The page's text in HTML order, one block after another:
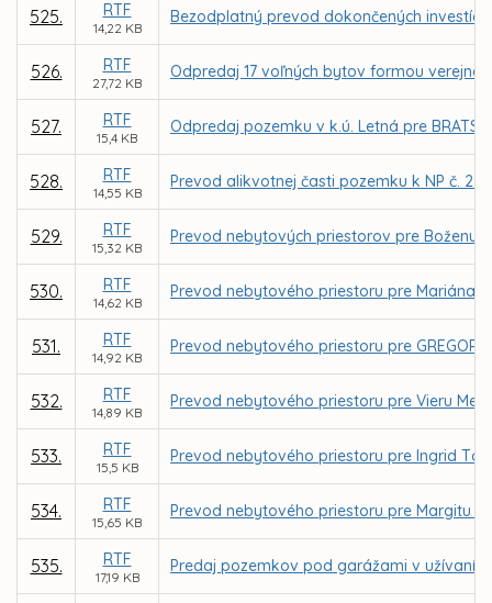
525. RTF
14,22 KB
Bezodplatný prevod dokončených investícií
526. RTF
27,72 KB
Odpredaj 17 voľných bytov formou verejnej
527. RTF
15,4 KB
Odpredaj pozemku v k.ú. Letná pre
528. RTF
14,55 KB
Prevod alikvotnej časti pozemku k NP č. 2
529. RTF
15,32 KB
Prevod nebytových priestorov pre Boženu
530. RTF
14,62 KB
Prevod nebytového priestoru pre Mariána
531. RTF
14,92 KB
Prevod nebytového priestoru pre GREGOR
532. RTF
14,89 KB
Prevod nebytového priestoru pre Vieru
533. RTF
15,5 KB
Prevod nebytového priestoru pre Ingrid
534. RTF
15,65 KB
Prevod nebytového priestoru pre Margitu
535. RTF
17,19 KB
Predaj pozemkov pod garážami v užívaní